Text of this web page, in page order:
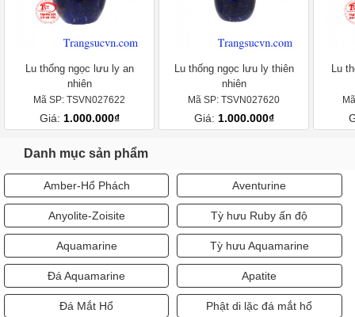
Lu thống ngọc lưu ly an
nhiên
Mã SP: TSVN027622
Giá: 1.000.000₫
Lu thống ngọc lưu ly thiên
nhiên
Mã SP: TSVN027620
Giá: 1.000.000₫
Lu
Danh mục sản phẩm
Amber-Hổ Phách Aventurine
Anyolite-Zoisite Tỳ hưu Ruby ấn độ
Aquamarine Tỳ hưu Aquamarine
Đá Aquamarine Apatite
Đá Mắt Hổ Phật di lặc đá mắt hổ